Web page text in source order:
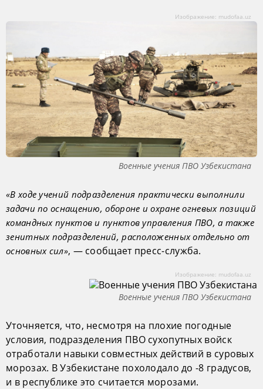
Изображение: mudofaa.uz
Военные учения ПВО Узбекистана
«В ходе учений подразделения практически выполнили
задачи по оснащению, обороне и охране огневых позиций
командных пунктов и пунктов управления ПВО, а также
зенитных подразделений, расположенных отдельно от
основных сил», — сообщает пресс-служба.
Изображение: mudofaa.uz
Военные учения ПВО Узбекистана
Уточняется, что, несмотря на плохие погодные
условия, подразделения ПВО сухопутных войск
отработали навыки совместных действий в суровых
морозах. В Узбекистане похолодало до -8 градусов,
и в республике это считается морозами.